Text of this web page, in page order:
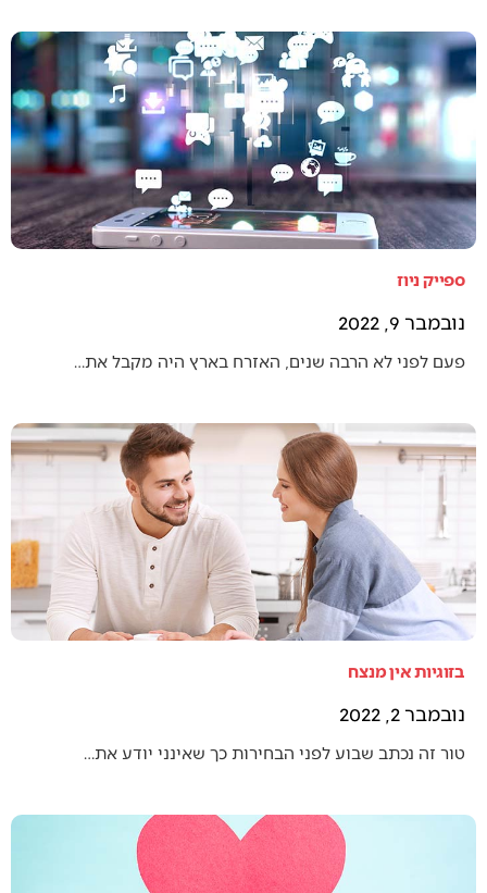
ספייק ניוז
נובמבר 9, 2022
פעם לפני לא הרבה שנים, האזרח בארץ היה מקבל את…
בזוגיות אין מנצח
נובמבר 2, 2022
טור זה נכתב שבוע לפני הבחירות כך שאינני יודע את…